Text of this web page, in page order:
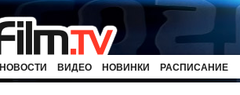
НОВОСТИ ВИДЕО НОВИНКИ РАСПИСАНИЕ